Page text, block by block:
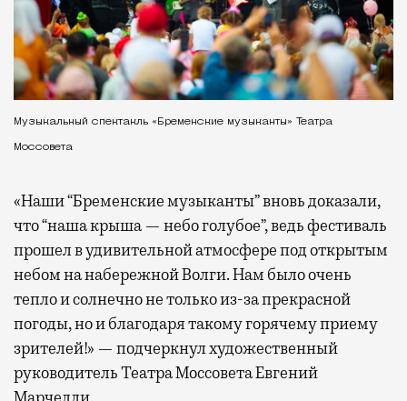
Музыкальный спектакль «Бременские музыканты» Театра
Моссовета
«Наши “Бременские музыканты” вновь доказали,
что “наша крыша — небо голубое”, ведь фестиваль
прошел в удивительной атмосфере под открытым
небом на набережной Волги. Нам было очень
тепло и солнечно не только из-за прекрасной
погоды, но и благодаря такому горячему приему
зрителей!» — подчеркнул художественный
руководитель Театра Моссовета Евгений